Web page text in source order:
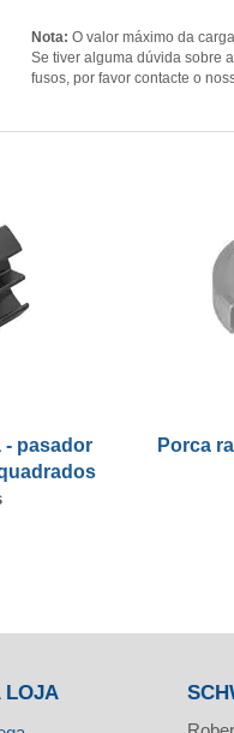
Nota: O valor máximo da
Se tiver alguma dúvida sobre
fusos, por favor contacte o
- pasador
Porca
LOJA